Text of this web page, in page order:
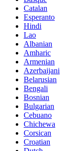
Catalan
Esperanto
Hindi
Lao
Albanian
Amharic
Armenian
Azerbaijani
Belarusian
Bengali
Bosnian
Bulgarian
Cebuano
Chichewa
Corsican
Croatian